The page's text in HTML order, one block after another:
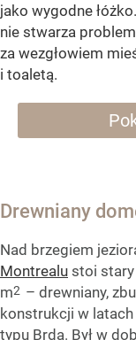
jako wygodne
nie stwarza
za wezgłowiem
i toaletą.
Drewniany
Nad brzegiem
Montrealu stoi
m2 – drewniany,
konstrukcji w
typu Brda. Był w